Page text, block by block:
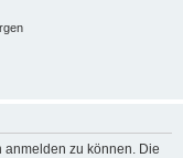
anmelden zu können. Die